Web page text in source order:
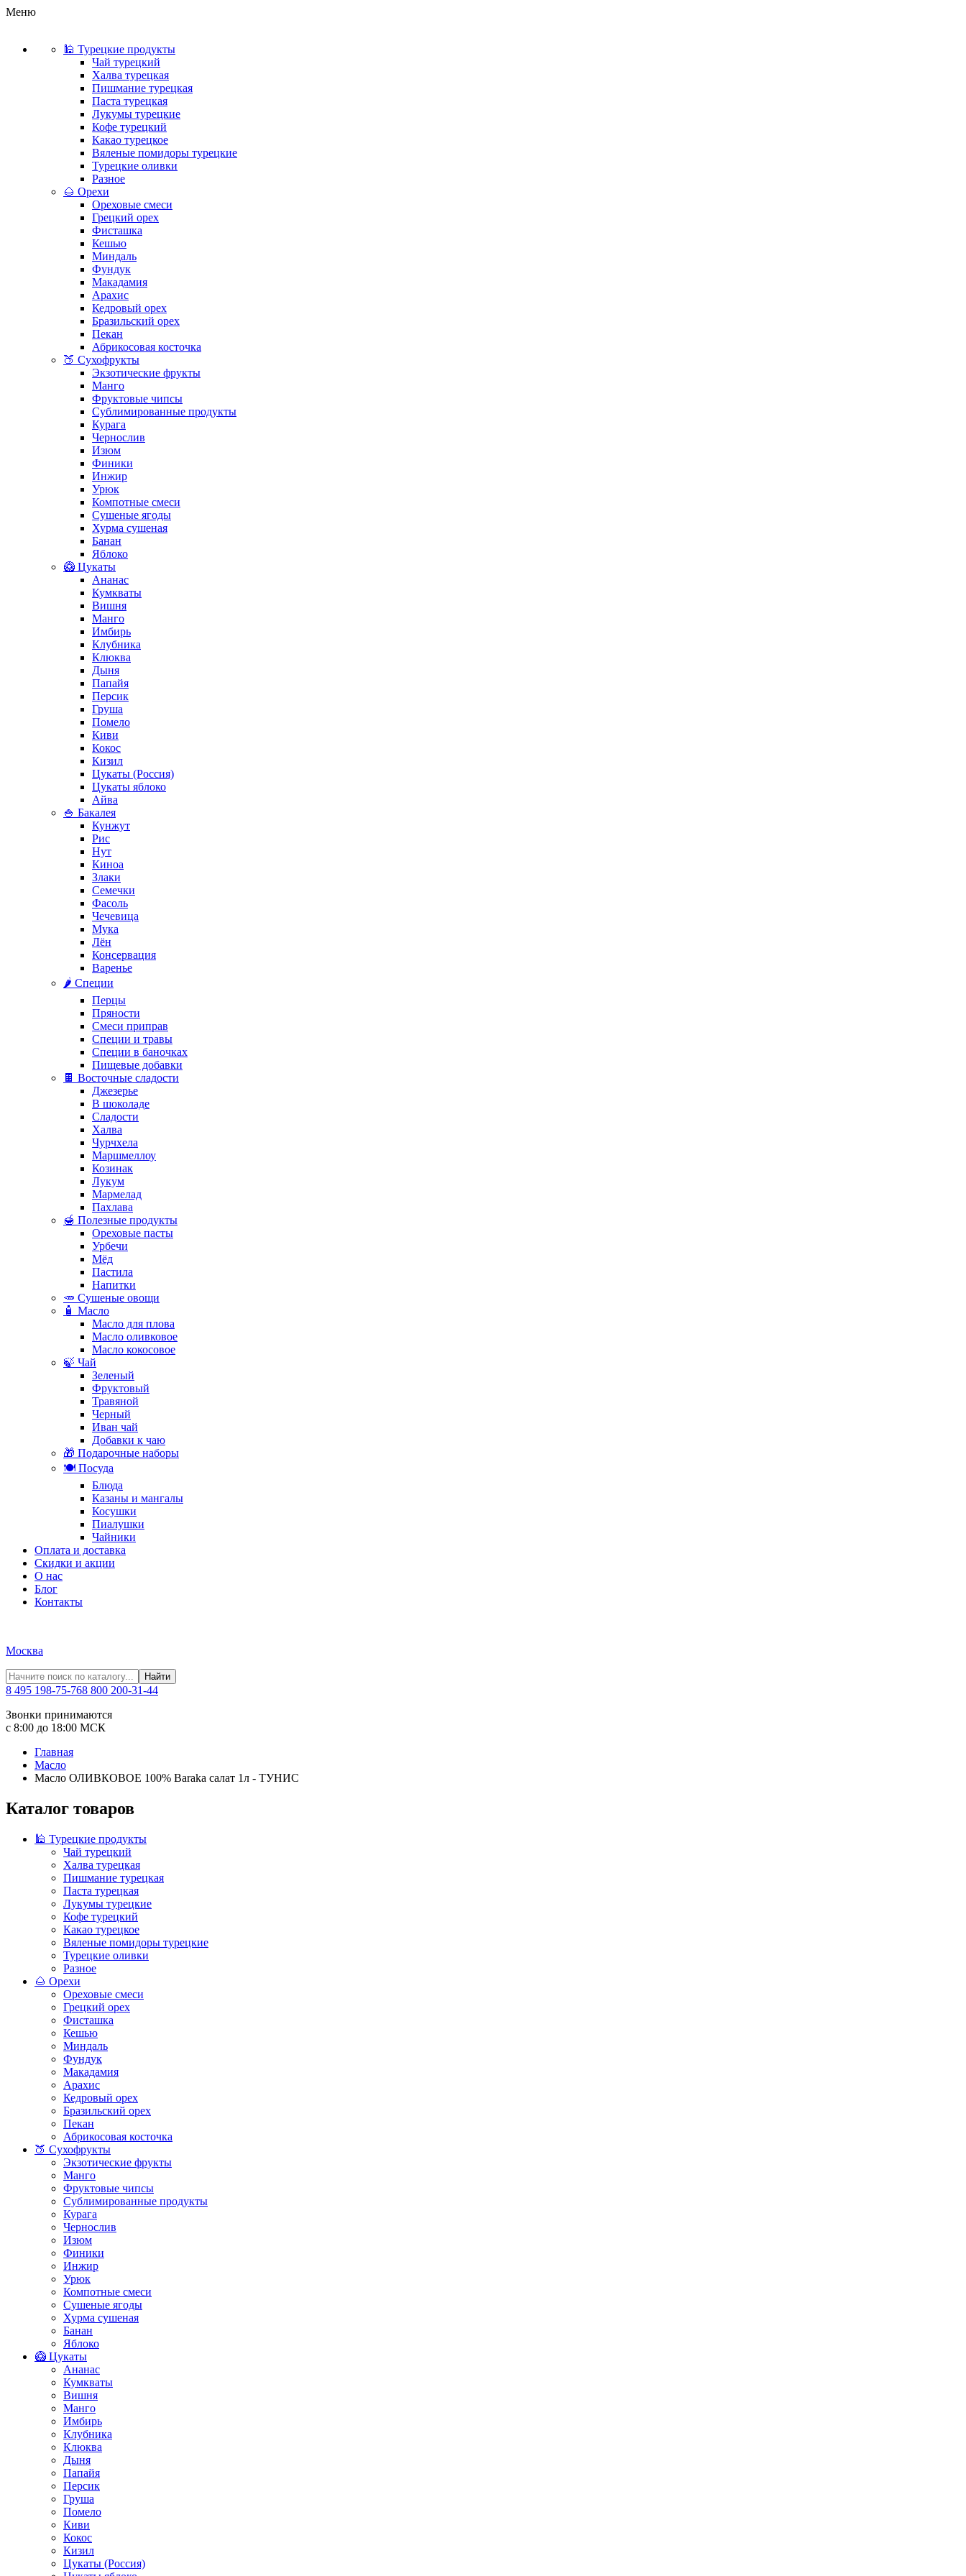
Меню
🕌 Турецкие продукты
Чай турецкий
Халва турецкая
Пишмание турецкая
Паста турецкая
Лукумы турецкие
Кофе турецкий
Какао турецкое
Вяленые помидоры турецкие
Турецкие оливки
Разное
🌰 Орехи
Ореховые смеси
Грецкий орех
Фисташка
Кешью
Миндаль
Фундук
Макадамия
Арахис
Кедровый орех
Бразильский орех
Пекан
Абрикосовая косточка
🍑 Сухофрукты
Экзотические фрукты
Манго
Фруктовые чипсы
Сублимированные продукты
Курага
Чернослив
Изюм
Финики
Инжир
Урюк
Компотные смеси
Сушеные ягоды
Хурма сушеная
Банан
Яблоко
🥝 Цукаты
Ананас
Кумкваты
Вишня
Манго
Имбирь
Клубника
Клюква
Дыня
Папайя
Персик
Груша
Помело
Киви
Кокос
Кизил
Цукаты (Россия)
Цукаты яблоко
Айва
🍚 Бакалея
Кунжут
Рис
Нут
Киноа
Злаки
Семечки
Фасоль
Чечевица
Мука
Лён
Консервация
Варенье
🌶️ Специи
Перцы
Пряности
Смеси приправ
Специи и травы
Специи в баночках
Пищевые добавки
🍫 Восточные сладости
Джезерье
В шоколаде
Сладости
Халва
Чурчхела
Маршмеллоу
Козинак
Лукум
Мармелад
Пахлава
🍯 Полезные продукты
Ореховые пасты
Урбечи
Мёд
Пастила
Напитки
🥕 Сушеные овощи
🧴 Масло
Масло для плова
Масло оливковое
Масло кокосовое
🍃 Чай
Зеленый
Фруктовый
Травяной
Черный
Иван чай
Добавки к чаю
🎁 Подарочные наборы
🍽️ Посуда
Блюда
Казаны и мангалы
Косушки
Пиалушки
Чайники
Оплата и доставка
Скидки и акции
О нас
Блог
Контакты
Москва
Найти
8 495 198-75-768 800 200-31-44
Звонки принимаются
с 8:00 до 18:00 МСК
Главная
Масло
Масло ОЛИВКОВОЕ 100% Baraka салат 1л - ТУНИС
Каталог товаров
🕌 Турецкие продукты
Чай турецкий
Халва турецкая
Пишмание турецкая
Паста турецкая
Лукумы турецкие
Кофе турецкий
Какао турецкое
Вяленые помидоры турецкие
Турецкие оливки
Разное
🌰 Орехи
Ореховые смеси
Грецкий орех
Фисташка
Кешью
Миндаль
Фундук
Макадамия
Арахис
Кедровый орех
Бразильский орех
Пекан
Абрикосовая косточка
🍑 Сухофрукты
Экзотические фрукты
Манго
Фруктовые чипсы
Сублимированные продукты
Курага
Чернослив
Изюм
Финики
Инжир
Урюк
Компотные смеси
Сушеные ягоды
Хурма сушеная
Банан
Яблоко
🥝 Цукаты
Ананас
Кумкваты
Вишня
Манго
Имбирь
Клубника
Клюква
Дыня
Папайя
Персик
Груша
Помело
Киви
Кокос
Кизил
Цукаты (Россия)